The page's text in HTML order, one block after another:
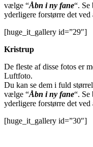
vælge “Åbn i ny fane“. Se
yderligere forstørre det
[huge_it_gallery id=”29″]
Kristrup
De fleste af disse fotos er
Luftfoto.
Du kan se dem i fuld
vælge “Åbn i ny fane“. Se
yderligere forstørre det
[huge_it_gallery id=”30″]